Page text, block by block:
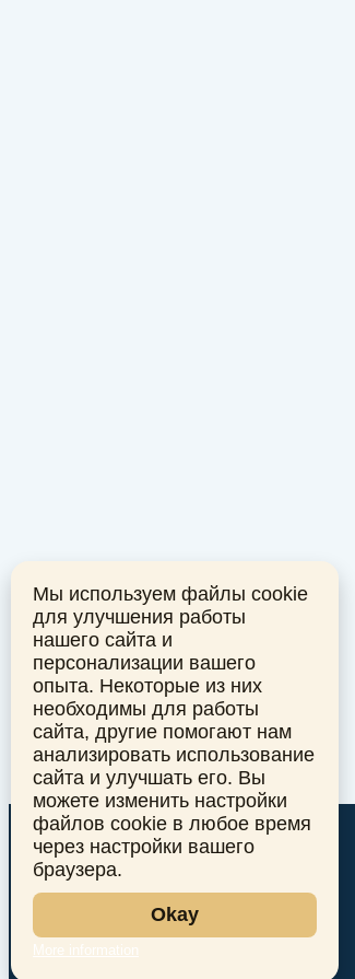
Мы используем файлы cookie
для улучшения работы
нашего сайта и
персонализации вашего
опыта. Некоторые из них
необходимы для работы
сайта, другие помогают нам
анализировать использование
сайта и улучшать его. Вы
можете изменить настройки
файлов cookie в любое время
через настройки вашего
браузера.
Okay
More information